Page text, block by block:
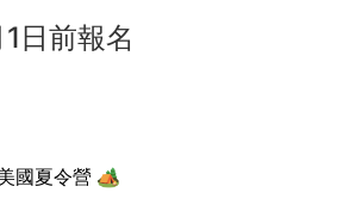
日前報名
國夏令營 🏕️